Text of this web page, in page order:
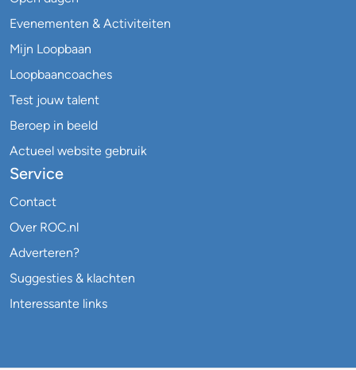
Evenementen & Activiteiten
Mijn Loopbaan
Loopbaancoaches
Test jouw talent
Beroep in beeld
Actueel website gebruik
Service
Contact
Over ROC.nl
Adverteren?
Suggesties & klachten
Interessante links